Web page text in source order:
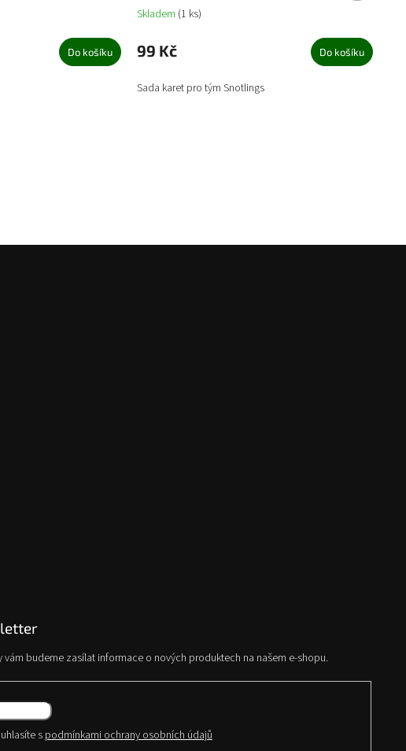
Do košíku
Skladem (1 ks)
99 Kč Do košíku
Sada karet pro tým Snotlings
vám budeme zasílat informace o nových produktech na našem e-shopu.
spodmínkami ochrany osobních údajů